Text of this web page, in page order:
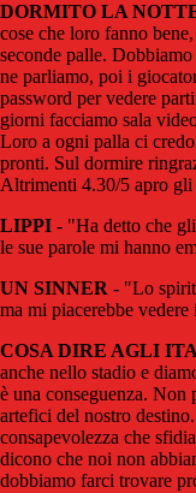
DORMITO LA
cose che loro fanno
seconde palle.
ne parliamo, poi i
password per vedere
giorni facciamo sala
Loro a ogni palla ci
pronti. Sul dormire
Altrimenti 4.30/5 apro
LIPPI - "Ha detto che
le sue parole mi hanno
UN SINNER - "Lo
ma mi piacerebbe
COSA DIRE AGLI
anche nello stadio e
è una conseguenza. Non
artefici del nostro
consapevolezza che
dicono che noi non
dobbiamo farci trovare